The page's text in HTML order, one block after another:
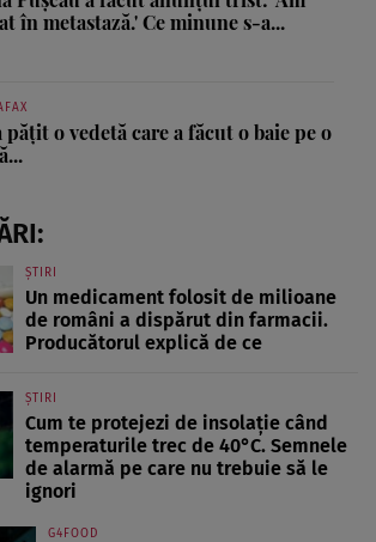
în metastază.' Ce minune s-a...
pățit o vedetă care a făcut o baie pe o
ȘTIRI
Un medicament folosit de milioane
de români a dispărut din farmacii.
Producătorul explică de ce
ȘTIRI
Cum te protejezi de insolație când
temperaturile trec de 40°C. Semnele
de alarmă pe care nu trebuie să le
ignori
G4FOOD